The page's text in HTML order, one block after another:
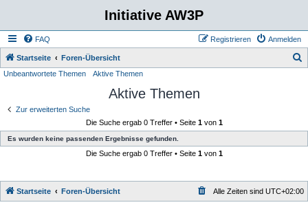
Initiative AW3P
FAQ Anmelden
Registrieren
Startseite Foren-Übersicht
Unbeantwortete Themen Aktive Themen
Aktive Themen
Zur erweiterten Suche
Die Suche ergab 0 Treffer • Seite 1von 1
Es wurden keine passenden Ergebnisse gefunden.
Die Suche ergab 0 Treffer • Seite 1von 1
Startseite Foren-Übersicht Alle Zeiten sind UTC+02:00